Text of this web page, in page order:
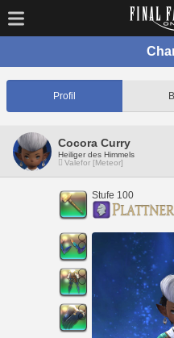
Profil
Cocora Curry
Heiliger des Himmels
Valefor [Meteor]
Stufe 100